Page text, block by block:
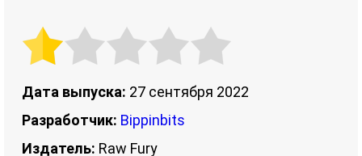
Дата выпуска: 27 сентября 2022
Разработчик: Bippinbits
Издатель: Raw Fury